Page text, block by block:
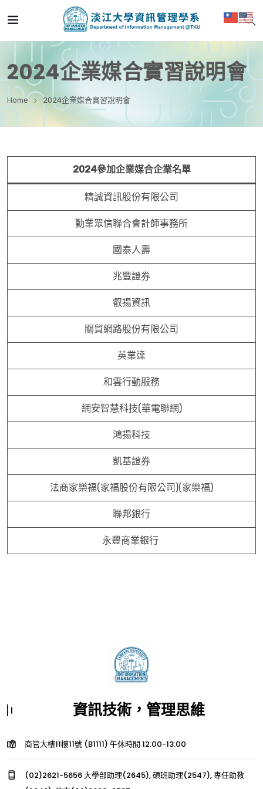
2024企業媒合實習說明會
Home 2024企業媒合實習說明會
2024參加企業媒合企業名單
精誠資訊股份有限公司
勤業眾信聯合會計師事務所
國泰人壽
兆豐證券
叡揚資訊
關貿網路股份有限公司
英業達
和雲行動服務
網安智慧科技(華電聯網)
鴻揚科技
凱基證券
法商家樂福(家福股份有限公司)(家樂福)
聯邦銀行
永豐商業銀行
資訊技術，管理思維
商管大樓11樓11號 (B1111) 午休時間 12:00-13:00
(02)2621-5656 大學部助理(2645), 碩班助理(2547), 專任助教